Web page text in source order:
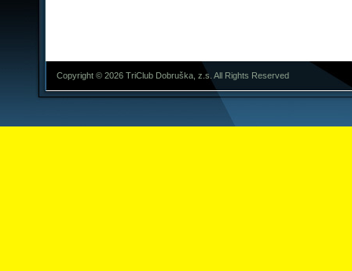
Copyright © 2026 TriClub Dobruška, z.s. All Rights Reserved